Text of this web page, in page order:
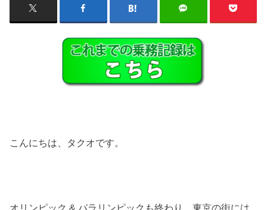
こんにちは、タクオです。
オリンピック & パラリンピックも終わり、東京の街には